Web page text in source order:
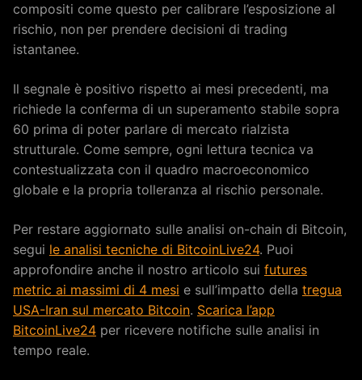
compositi come questo per calibrare l’esposizione al
rischio, non per prendere decisioni di trading
istantanee.
Il segnale è positivo rispetto ai mesi precedenti, ma
richiede la conferma di un superamento stabile sopra
60 prima di poter parlare di mercato rialzista
strutturale. Come sempre, ogni lettura tecnica va
contestualizzata con il quadro macroeconomico
globale e la propria tolleranza al rischio personale.
Per restare aggiornato sulle analisi on-chain di Bitcoin,
segui le analisi tecniche di BitcoinLive24. Puoi
approfondire anche il nostro articolo sui futures
metric ai massimi di 4 mesi e sull’impatto della tregua
USA-Iran sul mercato Bitcoin. Scarica l’app
BitcoinLive24 per ricevere notifiche sulle analisi in
tempo reale.